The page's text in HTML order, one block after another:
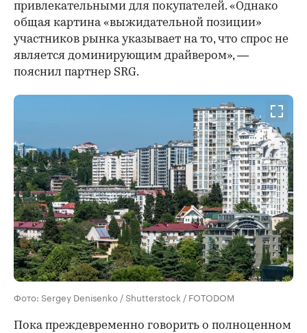
привлекательными для покупателей. «Однако
общая картина «выжидательной позиции»
участников рынка указывает на то, что спрос не
является доминирующим драйвером», —
пояснил партнер SRG.
Фото: Sergey Denisenko / Shutterstock / FOTODOM
Пока преждевременно говорить о полноценном